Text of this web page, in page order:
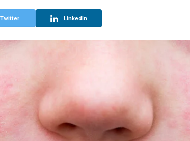
Twitter LinkedIn